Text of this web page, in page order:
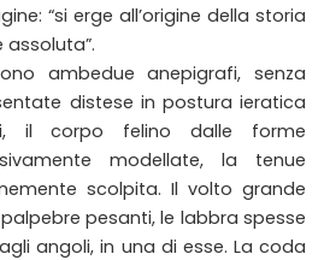
“si erge all’origine della storia
ambedue anepigrafi, senza
distese in postura ieratica
il corpo felino dalle forme
modellate, la tenue
scolpita. Il volto grande
pesanti, le labbra spesse
angoli, in una di esse. La coda